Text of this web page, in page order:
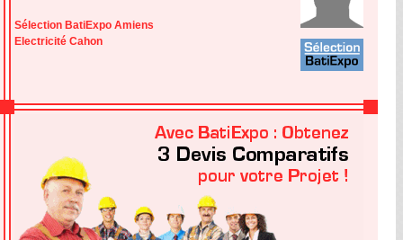
Sélection BatiExpo Amiens
Electricité Cahon